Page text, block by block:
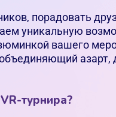
порадовать
уникальную
вашего
азарт,
турнира?